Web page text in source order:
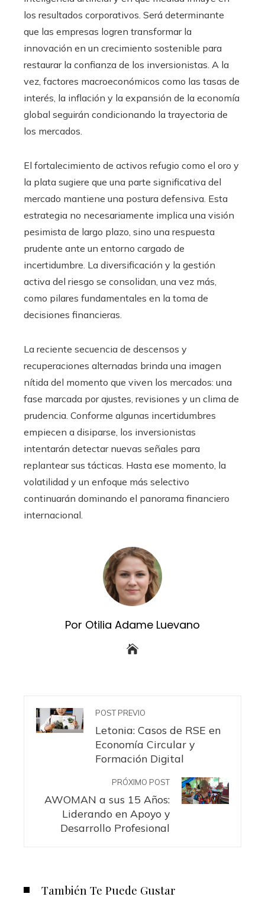
los resultados corporativos. Será determinante
que las empresas logren transformar la
innovación en un crecimiento sostenible para
restaurar la confianza de los inversionistas. A la
vez, factores macroeconómicos como las tasas de
interés, la inflación y la expansión de la economía
global seguirán condicionando la trayectoria de
los mercados.
El fortalecimiento de activos refugio como el oro y
la plata sugiere que una parte significativa del
mercado mantiene una postura defensiva. Esta
estrategia no necesariamente implica una visión
pesimista de largo plazo, sino una respuesta
prudente ante un entorno cargado de
incertidumbre. La diversificación y la gestión
activa del riesgo se consolidan, una vez más,
como pilares fundamentales en la toma de
decisiones financieras.
La reciente secuencia de descensos y
recuperaciones alternadas brinda una imagen
nítida del momento que viven los mercados: una
fase marcada por ajustes, revisiones y un clima de
prudencia. Conforme algunas incertidumbres
empiecen a disiparse, los inversionistas
intentarán detectar nuevas señales para
replantear sus tácticas. Hasta ese momento, la
volatilidad y un enfoque más selectivo
continuarán dominando el panorama financiero
internacional.
Por Otilia Adame Luevano
POST PREVIO
Letonia: Casos de RSE en
Economía Circular y
Formación Digital
PRÓXIMO POST
AWOMAN a sus 15 Años:
Liderando en Apoyo y
Desarrollo Profesional
También Te Puede Gustar